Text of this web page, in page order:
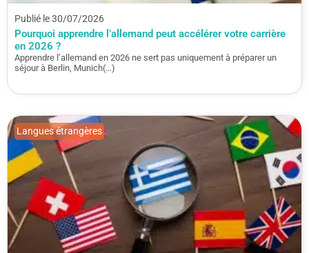
Publié le 30/07/2026
Pourquoi apprendre l’allemand peut accélérer votre carrière
en 2026 ?
Apprendre l’allemand en 2026 ne sert pas uniquement à préparer un
séjour à Berlin, Munich(…)
Langues étrangères